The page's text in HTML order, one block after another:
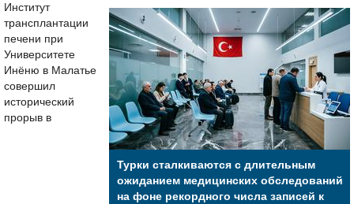
Турки сталкиваются с длительным
ожиданием медицинских обследований
на фоне рекордного числа записей к
Институт
трансплантации
печени при
Университете
Инёню в Малатье
совершил
исторический
прорыв в